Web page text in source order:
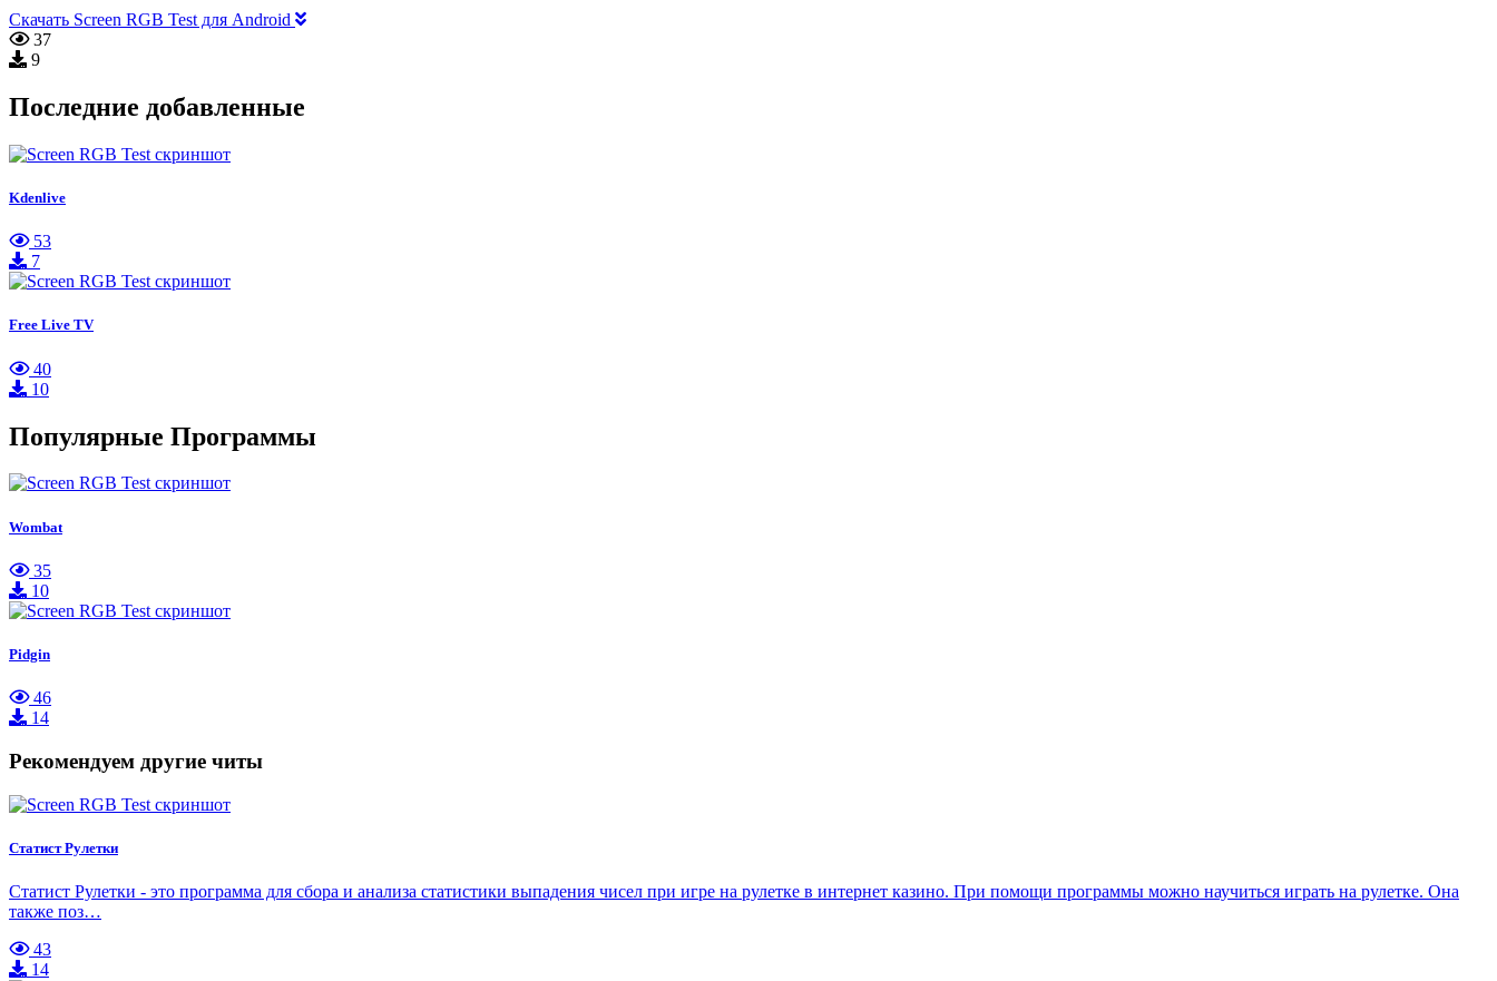
Скачать Screen RGB Test для Android
37
9
Последние добавленные
Kdenlive
53
7
Free Live TV
40
10
Популярные Программы
Wombat
35
10
Pidgin
46
14
Рекомендуем другие читы
Статист Рулетки
Статист Рулетки - это программа для сбора и анализа статистики выпадения чисел при игре на рулетке в интернет казино. При помощи программы можно научиться играть на рулетке. Она
также поз…
43
14